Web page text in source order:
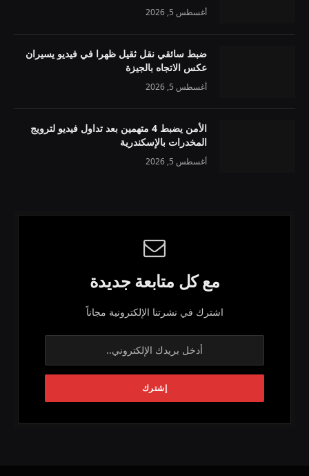
أغسطس 5, 2026
ضبط سائقي نقل ثقيل ظهرا في فيديو يسيران
عكس الاتجاه بالجيزة
أغسطس 5, 2026
الأمن يضبط 4 متهمين بعد تداول فيديو لترويج
المخدرات بالإسكندرية
أغسطس 5, 2026
مع كل متابعة جديدة
اشترك في نشرتنا الإلكترونية مجاناً